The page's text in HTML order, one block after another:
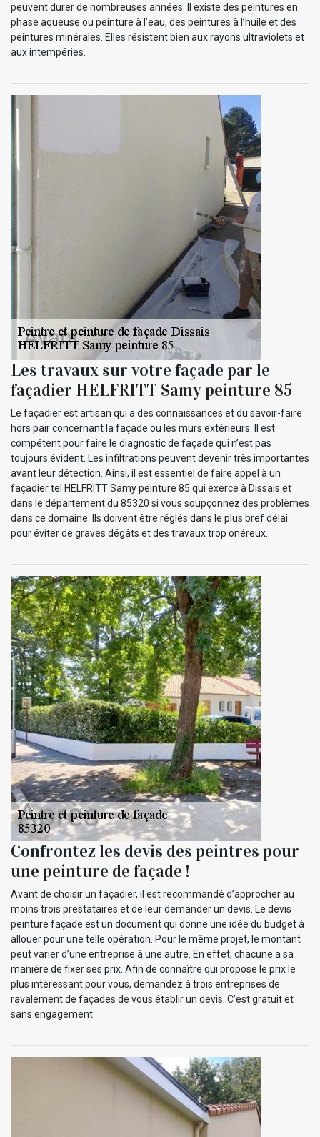
peuvent durer de nombreuses années. Il existe des peintures en
phase aqueuse ou peinture à l’eau, des peintures à l’huile et des
peintures minérales. Elles résistent bien aux rayons ultraviolets et
aux intempéries.
Les travaux sur votre façade par le
façadier HELFRITT Samy peinture 85
Le façadier est artisan qui a des connaissances et du savoir-faire
hors pair concernant la façade ou les murs extérieurs. Il est
compétent pour faire le diagnostic de façade qui n’est pas
toujours évident. Les infiltrations peuvent devenir très importantes
avant leur détection. Ainsi, il est essentiel de faire appel à un
façadier tel HELFRITT Samy peinture 85 qui exerce à Dissais et
dans le département du 85320 si vous soupçonnez des problèmes
dans ce domaine. Ils doivent être réglés dans le plus bref délai
pour éviter de graves dégâts et des travaux trop onéreux.
Confrontez les devis des peintres pour
une peinture de façade !
Avant de choisir un façadier, il est recommandé d’approcher au
moins trois prestataires et de leur demander un devis. Le devis
peinture façade est un document qui donne une idée du budget à
allouer pour une telle opération. Pour le même projet, le montant
peut varier d’une entreprise à une autre. En effet, chacune a sa
manière de fixer ses prix. Afin de connaître qui propose le prix le
plus intéressant pour vous, demandez à trois entreprises de
ravalement de façades de vous établir un devis. C’est gratuit et
sans engagement.